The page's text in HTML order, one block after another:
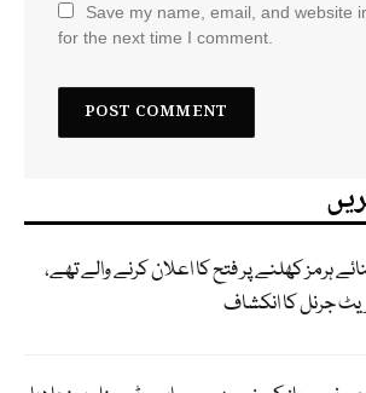
Save my name, email, and website
for the next time I comment.
ہرمز کھلنے پر فتح کا اعلان کرنے والے تھے،
جرنل کا انکشاف